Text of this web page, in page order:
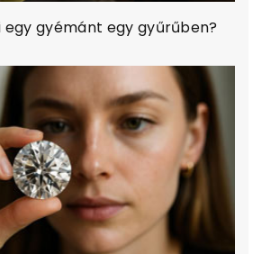
egy gyémánt egy gyűrűben?